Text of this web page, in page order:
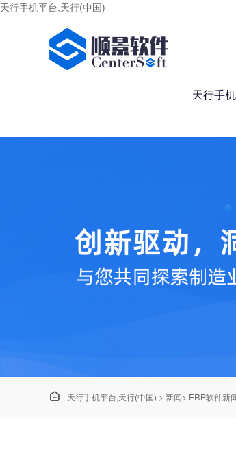
天行手机平台,天行(中国)
天行手
 天行手机平台,天行(中国) > 新闻> ERP软件新